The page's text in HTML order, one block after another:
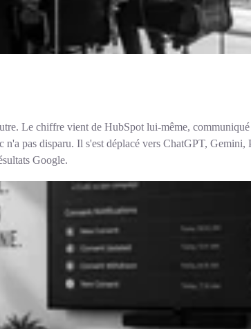
Le chiffre vient de HubSpot lui-même,
pas disparu. Il s'est déplacé vers ChatGPT,
Google.